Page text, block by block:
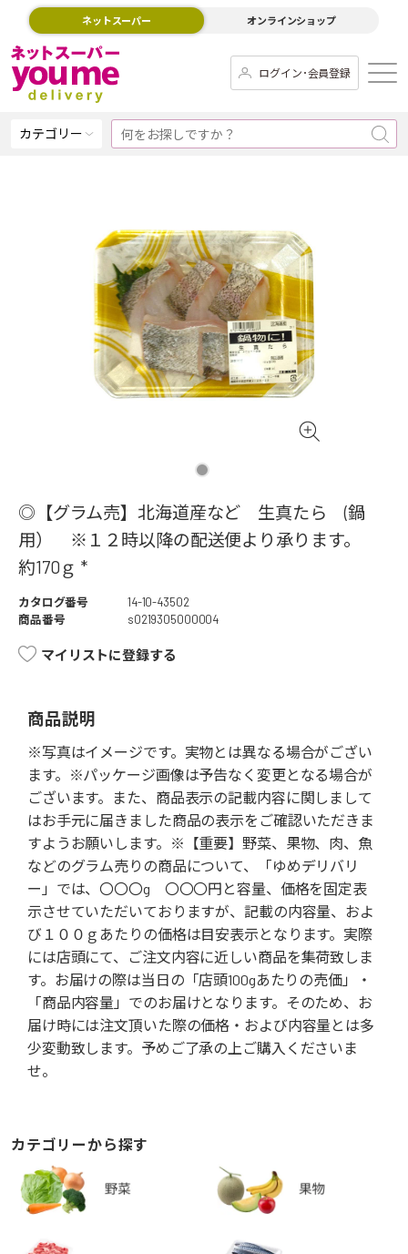
ネットスーパー オンラインショップ
ログイン･会員登録
カテゴリー
◎【グラム売】北海道産など 生真たら (鍋
用） ※１２時以降の配送便より承ります。
約170ｇ *
カタログ番号
14-10-43502
商品番号
s0219305000004
マイリストに登録する
商品説明
※写真はイメージです。実物とは異なる場合がござい
ます。※パッケージ画像は予告なく変更となる場合が
ございます。また、商品表示の記載内容に関しまして
はお手元に届きました商品の表示をご確認いただきま
すようお願いします。※【重要】野菜、果物、肉、魚
などのグラム売りの商品について、「ゆめデリバリ
ー」では、〇〇〇g 〇〇〇円と容量、価格を固定表
示させていただいておりますが、記載の内容量、およ
び１００ｇあたりの価格は目安表示となります。実際
には店頭にて、ご注文内容に近しい商品を集荷致しま
す。お届けの際は当日の「店頭100gあたりの売価」・
「商品内容量」でのお届けとなります。そのため、お
届け時には注文頂いた際の価格・および内容量とは多
少変動致します。予めご了承の上ご購入くださいま
せ。
カテゴリーから探す